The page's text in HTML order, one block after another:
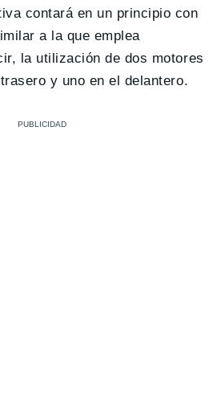
contará en un principio con
a la que emplea
la utilización de dos motores
y uno en el delantero.